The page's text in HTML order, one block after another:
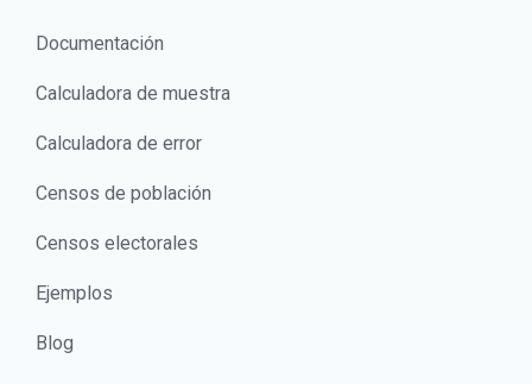
Documentación
Calculadora de muestra
Calculadora de error
Censos de población
Censos electorales
Ejemplos
Blog